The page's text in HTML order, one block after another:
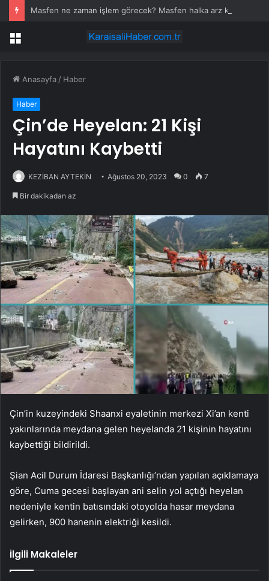
Menü
Anasayfa / Haber
Haber
Çin’de Heyelan: 21 Kişi
Hayatını Kaybetti
KEZİBAN AYTEKİN Ağustos 20, 2023 0 7
Bir dakikadan az
Çin’in kuzeyindeki Shaanxi eyaletinin merkezi Xi’an kenti
yakınlarında meydana gelen heyelanda 21 kişinin hayatını
kaybettiği bildirildi.
Şian Acil Durum İdaresi Başkanlığı’ndan yapılan açıklamaya
göre, Cuma gecesi başlayan ani selin yol açtığı heyelan
nedeniyle kentin batısındaki otoyolda hasar meydana
gelirken, 900 hanenin elektriği kesildi.
İlgili Makaleler